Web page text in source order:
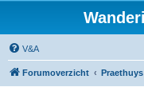
V&A
Forumoverzicht Praethuys